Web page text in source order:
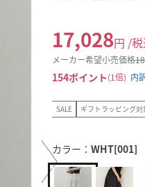
17,028円 /
メーカー希望小売価格
154ポイント 1倍 内
SALE ギフトラッピング対
カラー： WHT[001]